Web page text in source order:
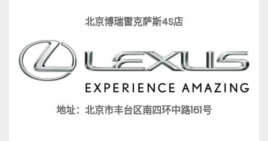
北京博瑞雷克萨斯4S店
地址：北京市丰台区南四环中路161号